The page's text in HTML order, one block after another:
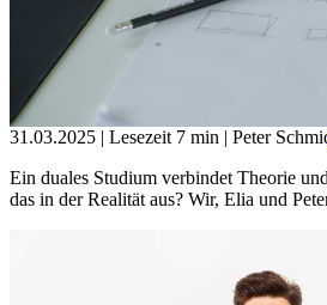
31.03.2025 | Lesezeit 7 min | Peter
Ein duales Studium verbindet Theorie
das in der Realität aus? Wir, Elia und